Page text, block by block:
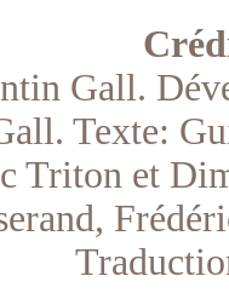
Gall.
Texte:
Triton et